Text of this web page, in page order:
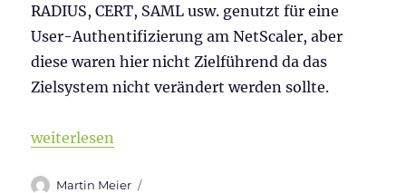
RADIUS, CERT, SAML usw. genutzt für eine
User-Authentifizierung am NetScaler, aber
diese waren hier nicht Zielführend da das
Zielsystem nicht verändert werden sollte.
„Web Authentication Action im NetScaler“
weiterlesen
Autor
Martin Meier